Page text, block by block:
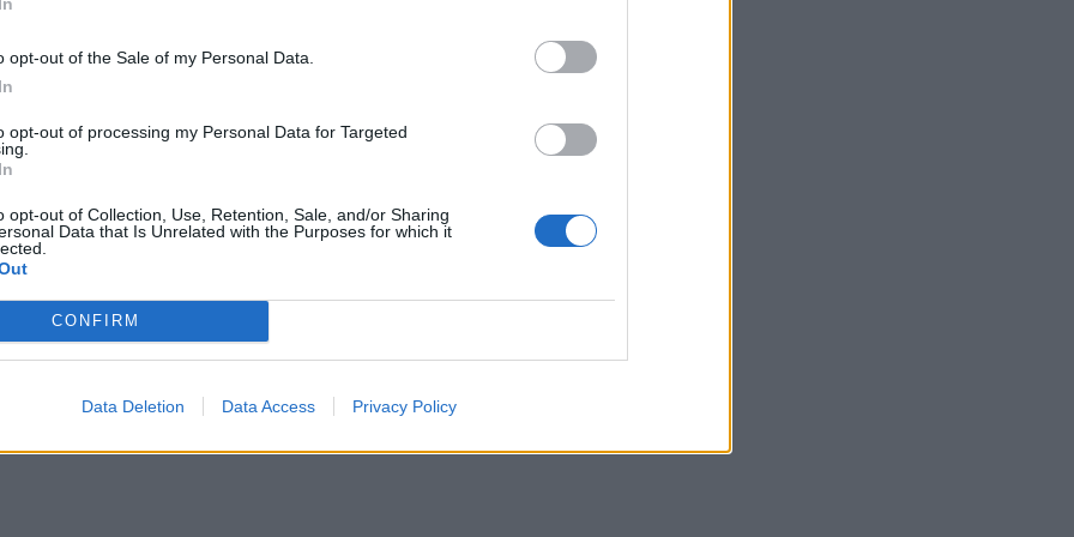
opt-out of the Sale of my Personal Data.
opt-out of processing my Personal Data for Targeted
opt-out of Collection, Use, Retention, Sale, and/or Sharing
Data that Is Unrelated with the Purposes for which it
CONFIRM
Data Deletion Data Access Privacy Policy
στομάχου
παίζει σίγουρα κάποιο ρόλο στην
πρόσφατη θεωρία υποστηρίζει ότι η
αιτία των πεπτικών ελκών. Πράγματι,
του πυλωρού (Helicobacter pylori)
90% των δωδεκαδακτυλικών ελκών. Είναι
περιπτώσεις έλκους του στομάχου.
ότι ναι μεν υπάρχει, αλλά σε